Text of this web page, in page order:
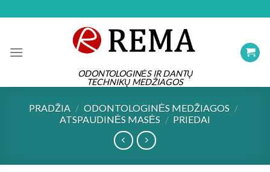
ODONTOLOGINĖS IR DANTŲ
TECHNIKŲ MEDŽIAGOS
PRADŽIA / ODONTOLOGINĖS MEDŽIAGOS /
ATSPAUDINĖS MASĖS / PRIEDAI